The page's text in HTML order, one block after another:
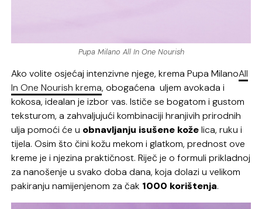
Pupa Milano All In One Nourish
Ako volite osjećaj intenzivne njege, kremaPupa MilanoAll
In One Nourish krema, obogaćena uljem avokada i
kokosa, idealan je izbor vas. Ističe se bogatom i gustom
teksturom, a zahvaljujući kombinaciji hranjivih prirodnih
ulja pomoći će u obnavljanju isušene koželica, ruku i
tijela. Osim što čini kožu mekom i glatkom, prednost ove
kreme je i njezina praktičnost. Riječ je o formuli prikladnoj
za nanošenje u svako doba dana, koja dolazi u velikom
pakiranju namijenjenom za čak 1000 korištenja.